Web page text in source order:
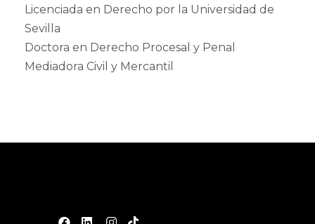
Licenciada en Derecho por la Universidad de
Sevilla
Doctora en Derecho Procesal y Penal
Mediadora Civil y Mercantil